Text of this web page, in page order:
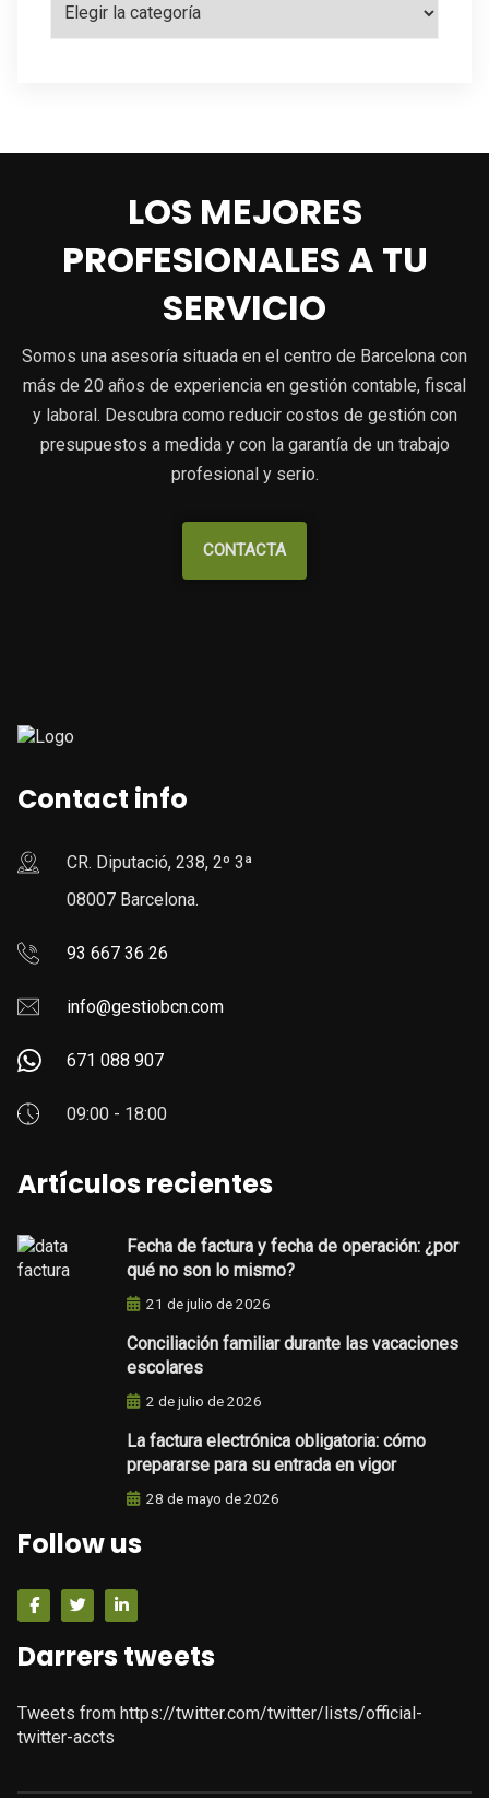
LOS MEJORES
PROFESIONALES A TU
SERVICIO
Somos una asesoría situada en el centro de Barcelona con
más de 20 años de experiencia en gestión contable, fiscal
y laboral. Descubra como reducir costos de gestión con
presupuestos a medida y con la garantía de un trabajo
profesional y serio.
CONTACTA
Contact info
CR. Diputació, 238, 2º 3ª
08007 Barcelona.
93 667 36 26
info@gestiobcn.com
671 088 907
09:00 - 18:00
Artículos recientes
Fecha de factura y fecha de operación: ¿por
qué no son lo mismo?
21 de julio de 2026
Conciliación familiar durante las vacaciones
escolares
2 de julio de 2026
La factura electrónica obligatoria: cómo
prepararse para su entrada en vigor
28 de mayo de 2026
Follow us
Darrers tweets
Tweets from https://twitter.com/twitter/lists/official-
twitter-accts